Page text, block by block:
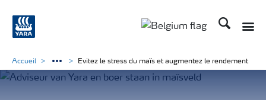
Recherche
Accueil Evitez le stress du maïs et augmentez le rendement